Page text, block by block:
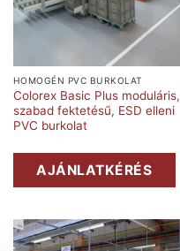
HOMOGÉN PVC BURKOLAT
Colorex Basic Plus moduláris,
szabad fektetésű, ESD elleni
PVC burkolat
AJÁNLATKÉRÉS